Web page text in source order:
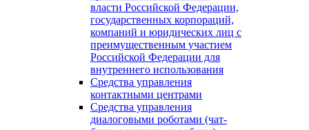
власти Российской Федерации,
государственных корпораций,
компаний и юридических лиц с
преимущественным участием
Российской Федерации для
внутреннего использования
Средства управления
контактными центрами
Средства управления
диалоговыми роботами (чат-